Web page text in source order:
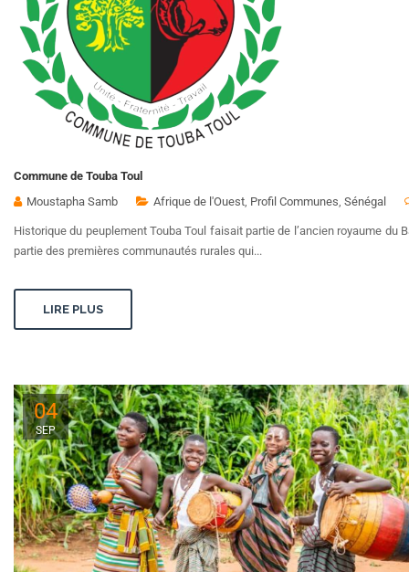
Commune de Touba Toul
Moustapha Samb
Afrique de l'Ouest, Profil Communes, Sénégal
Historique du peuplement Touba Toul faisait partie de l’ancien royaume
partie des premières communautés rurales qui...
LIRE PLUS
04
SEP